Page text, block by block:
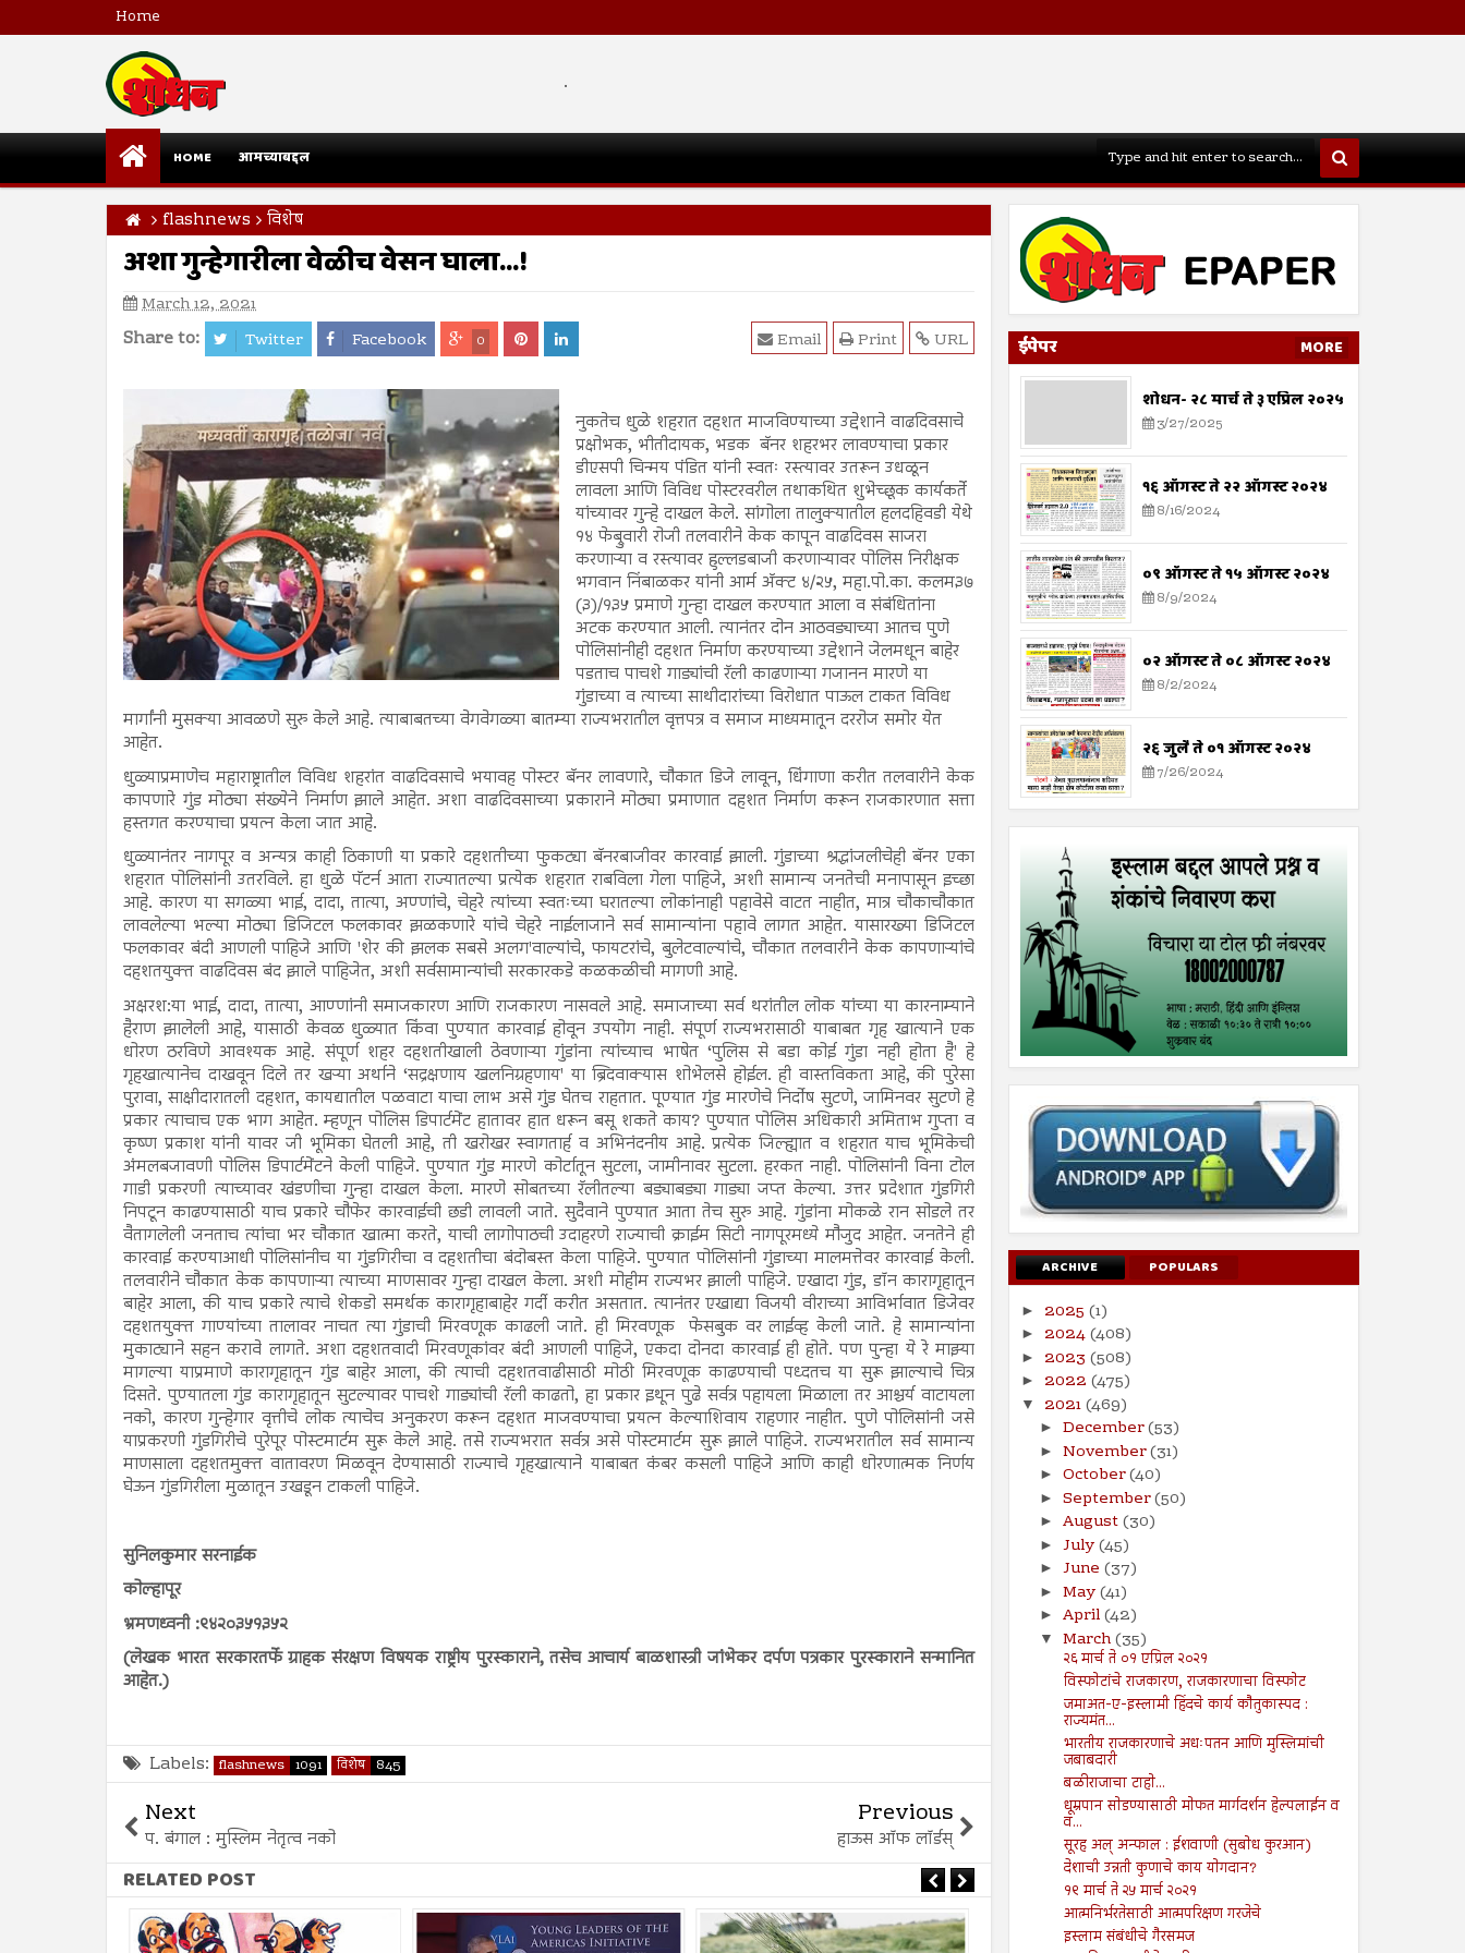
Home
.
HOME आमच्याबद्दल
flashnews विशेष
अशा गुन्हेगारीला वेळीच वेसन घाला...!
March 12, 2021
Share to: Twitter Facebook 0 URL
Print
Email
नुकतेच धुळे शहरात दहशत माजविण्याच्या उद्देशाने वाढदिवसाचे
प्रक्षोभक, भीतीदायक, भडक बॅनर शहरभर लावण्याचा प्रकार
डीएसपी चिन्मय पंडित यांनी स्वतः रस्त्यावर उतरून उधळून
लावला आणि विविध पोस्टरवरील तथाकथित शुभेच्छूक कार्यकर्ते
यांच्यावर गुन्हे दाखल केले. सांगोला तालुक्यातील हलदहिवडी येथे
१४ फेब्रुवारी रोजी तलवारीने केक कापून वाढदिवस साजरा
करणाऱ्या व रस्त्यावर हुल्लडबाजी करणाऱ्यावर पोलिस निरीक्षक
भगवान निंबाळकर यांनी आर्म अ‍ॅक्ट ४/२५, महा.पो.का. कलम३७
(३)/१३५ प्रमाणे गुन्हा दाखल करण्यात आला व संबंधितांना
अटक करण्यात आली. त्यानंतर दोन आठवड्याच्या आतच पुणे
पोलिसांनीही दहशत निर्माण करण्याच्या उद्देशाने जेलमधून बाहेर
पडताच पाचशे गाड्यांची रॅली काढणाऱ्या गजानन मारणे या
गुंडाच्या व त्याच्या साथीदारांच्या विरोधात पाऊल टाकत विविध
मार्गांनी मुसक्या आवळणे सुरु केले आहे. त्याबाबतच्या वेगवेगळ्या बातम्या राज्यभरातील वृत्तपत्र व समाज माध्यमातून दररोज समोर येत
आहेत.
धुळ्याप्रमाणेच महाराष्ट्रातील विविध शहरांत वाढदिवसाचे भयावह पोस्टर बॅनर लावणारे, चौकात डिजे लावून, धिंगाणा करीत तलवारीने केक
कापणारे गुंड मोठ्या संख्येने निर्माण झाले आहेत. अशा वाढदिवसाच्या प्रकाराने मोठ्या प्रमाणात दहशत निर्माण करून राजकारणात सत्ता
हस्तगत करण्याचा प्रयत्न केला जात आहे.
धुळ्यानंतर नागपूर व अन्यत्र काही ठिकाणी या प्रकारे दहशतीच्या फुकट्या बॅनरबाजीवर कारवाई झाली. गुंडाच्या श्रद्धांजलीचेही बॅनर एका
शहरात पोलिसांनी उतरविले. हा धुळे पॅटर्न आता राज्यातल्या प्रत्येक शहरात राबविला गेला पाहिजे, अशी सामान्य जनतेची मनापासून इच्छा
आहे. कारण या सगळ्या भाई, दादा, तात्या, अण्णांचे, चेहरे त्यांच्या स्वतःच्या घरातल्या लोकांनाही पहावेसे वाटत नाहीत, मात्र चौकाचौकात
लावलेल्या भल्या मोठ्या डिजिटल फलकावर झळकणारे यांचे चेहरे नाईलाजाने सर्व सामान्यांना पहावे लागत आहेत. यासारख्या डिजिटल
फलकावर बंदी आणली पाहिजे आणि 'शेर की झलक सबसे अलग'वाल्यांचे, फायटरांचे, बुलेटवाल्यांचे, चौकात तलवारीने केक कापणाऱ्यांचे
दहशतयुक्त वाढदिवस बंद झाले पाहिजेत, अशी सर्वसामान्यांची सरकारकडे कळकळीची मागणी आहे.
अक्षरश:या भाई, दादा, तात्या, आण्णांनी समाजकारण आणि राजकारण नासवले आहे. समाजाच्या सर्व थरांतील लोक यांच्या या कारनाम्याने
हैराण झालेली आहे, यासाठी केवळ धुळ्यात किंवा पुण्यात कारवाई होवून उपयोग नाही. संपूर्ण राज्यभरासाठी याबाबत गृह खात्याने एक
धोरण ठरविणे आवश्यक आहे. संपूर्ण शहर दहशतीखाली ठेवणाऱ्या गुंडांना त्यांच्याच भाषेत ‘पुलिस से बडा कोई गुंडा नही होता है' हे
गृहखात्यानेच दाखवून दिले तर खऱ्या अर्थाने ‘सद्रक्षणाय खलनिग्रहणाय' या ब्रिदवाक्यास शोभेलसे होईल. ही वास्तविकता आहे, की पुरेसा
पुरावा, साक्षीदारातली दहशत, कायद्यातील पळवाटा याचा लाभ असे गुंड घेतच राहतात. पूण्यात गुंड मारणेचे निर्दोष सुटणे, जामिनवर सुटणे हे
प्रकार त्याचाच एक भाग आहेत. म्हणून पोलिस डिपार्टमेंट हातावर हात धरून बसू शकते काय? पुण्यात पोलिस अधिकारी अमिताभ गुप्ता व
कृष्ण प्रकाश यांनी यावर जी भूमिका घेतली आहे, ती खरोखर स्वागतार्ह व अभिनंदनीय आहे. प्रत्येक जिल्ह्यात व शहरात याच भूमिकेची
अंमलबजावणी पोलिस डिपार्टमेंटने केली पाहिजे. पुण्यात गुंड मारणे कोर्टातून सुटला, जामीनावर सुटला. हरकत नाही. पोलिसांनी विना टोल
गाडी प्रकरणी त्याच्यावर खंडणीचा गुन्हा दाखल केला. मारणे सोबतच्या रॅलीतल्या बड्याबड्या गाड्या जप्त केल्या. उत्तर प्रदेशात गुंडगिरी
निपटून काढण्यासाठी याच प्रकारे चौफेर कारवाईची छडी लावली जाते. सुदैवाने पुण्यात आता तेच सुरु आहे. गुंडांना मोकळे रान सोडले तर
वैतागलेली जनताच त्यांचा भर चौकात खात्मा करते, याची लागोपाठची उदाहरणे राज्याची क्राईम सिटी नागपूरमध्ये मौजुद आहेत. जनतेने ही
कारवाई करण्याआधी पोलिसांनीच या गुंडगिरीचा व दहशतीचा बंदोबस्त केला पाहिजे. पुण्यात पोलिसांनी गुंडाच्या मालमत्तेवर कारवाई केली.
तलवारीने चौकात केक कापणाऱ्या त्याच्या माणसावर गुन्हा दाखल केला. अशी मोहीम राज्यभर झाली पाहिजे. एखादा गुंड, डॉन कारागृहातून
बाहेर आला, की याच प्रकारे त्याचे शेकडो समर्थक कारागृहाबाहेर गर्दी करीत असतात. त्यानंतर एखाद्या विजयी वीराच्या आविर्भावात डिजेवर
दहशतयुक्त गाण्यांच्या तालावर नाचत त्या गुंडाची मिरवणूक काढली जाते. ही मिरवणूक फेसबुक वर लाईव्ह केली जाते. हे सामान्यांना
मुकाट्याने सहन करावे लागते. अशा दहशतवादी मिरवणूकांवर बंदी आणली पाहिजे, एकदा दोनदा कारवाई ही होते. पण पुन्हा ये रे माझ्या
मागल्या याप्रमाणे कारागृहातून गुंड बाहेर आला, की त्याची दहशतवाढीसाठी मोठी मिरवणूक काढण्याची पध्दतच या सुरू झाल्याचे चित्र
दिसते. पुण्यातला गुंड कारागृहातून सुटल्यावर पाचशे गाड्यांची रॅली काढतो, हा प्रकार इथून पुढे सर्वत्र पहायला मिळाला तर आश्चर्य वाटायला
नको, कारण गुन्हेगार वृत्तीचे लोक त्याचेच अनुकरण करून दहशत माजवण्याचा प्रयत्न केल्याशिवाय राहणार नाहीत. पुणे पोलिसांनी जसे
याप्रकरणी गुंडगिरीचे पुरेपूर पोस्टमार्टम सुरू केले आहे. तसे राज्यभरात सर्वत्र असे पोस्टमार्टम सुरू झाले पाहिजे. राज्यभरातील सर्व सामान्य
माणसाला दहशतमुक्त वातावरण मिळवून देण्यासाठी राज्याचे गृहखात्याने याबाबत कंबर कसली पाहिजे आणि काही धोरणात्मक निर्णय
घेऊन गुंडगिरीला मुळातून उखडून टाकली पाहिजे.
सुनिलकुमार सरनाईक
कोल्हापूर
भ्रमणध्वनी :९४२०३५१३५२
(लेखक भारत सरकारतर्फे ग्राहक संरक्षण विषयक राष्ट्रीय पुरस्काराने, तसेच आचार्य बाळशास्त्री जांभेकर दर्पण पत्रकार पुरस्काराने सन्मानित
आहेत.)
Labels: flashnews 1091 विशेष 845
Next
प. बंगाल : मुस्लिम नेतृत्व नको
Previous
हाऊस ऑफ लॉर्डस्
RELATED POST
ईपेपर MORE
शोधन- २८ मार्च ते ३ एप्रिल २०२५
3/27/2025
१६ ऑगस्ट ते २२ ऑगस्ट २०२४
8/16/2024
०९ ऑगस्ट ते १५ ऑगस्ट २०२४
8/9/2024
०२ ऑगस्ट ते ०८ ऑगस्ट २०२४
8/2/2024
२६ जुलै ते ०१ ऑगस्ट २०२४
7/26/2024
ARCHIVE POPULARS
► 2025 (1)
► 2024(408)
► 2023 (508)
► 2022 (475)
▼ 2021(469)
► December(53)
► November(31)
► October(40)
► September(50)
► August(30)
► July(45)
► June (37)
► May(41)
► April(42)
▼ March(35)
२६ मार्च ते ०१ एप्रिल २०२१
विस्फोटांचे राजकारण, राजकारणाचा विस्फोट
जमाअत-ए-इस्लामी हिंदचे कार्य कौतुकास्पद :
राज्यमंत...
भारतीय राजकारणाचे अधःपतन आणि मुस्लिमांची
जबाबदारी
बळीराजाचा टाहो...
धूम्रपान सोडण्यासाठी मोफत मार्गदर्शन हेल्पलाईन व
व...
सूरह अल् अन्फाल : ईशवाणी (सुबोध कुरआन)
देशाची उन्नती कुणाचे काय योगदान?
१९ मार्च ते २५ मार्च २०२१
आत्मनिर्भरतेसाठी आत्मपरिक्षण गरजेचे
इस्लाम संबंधीचे गैरसमज